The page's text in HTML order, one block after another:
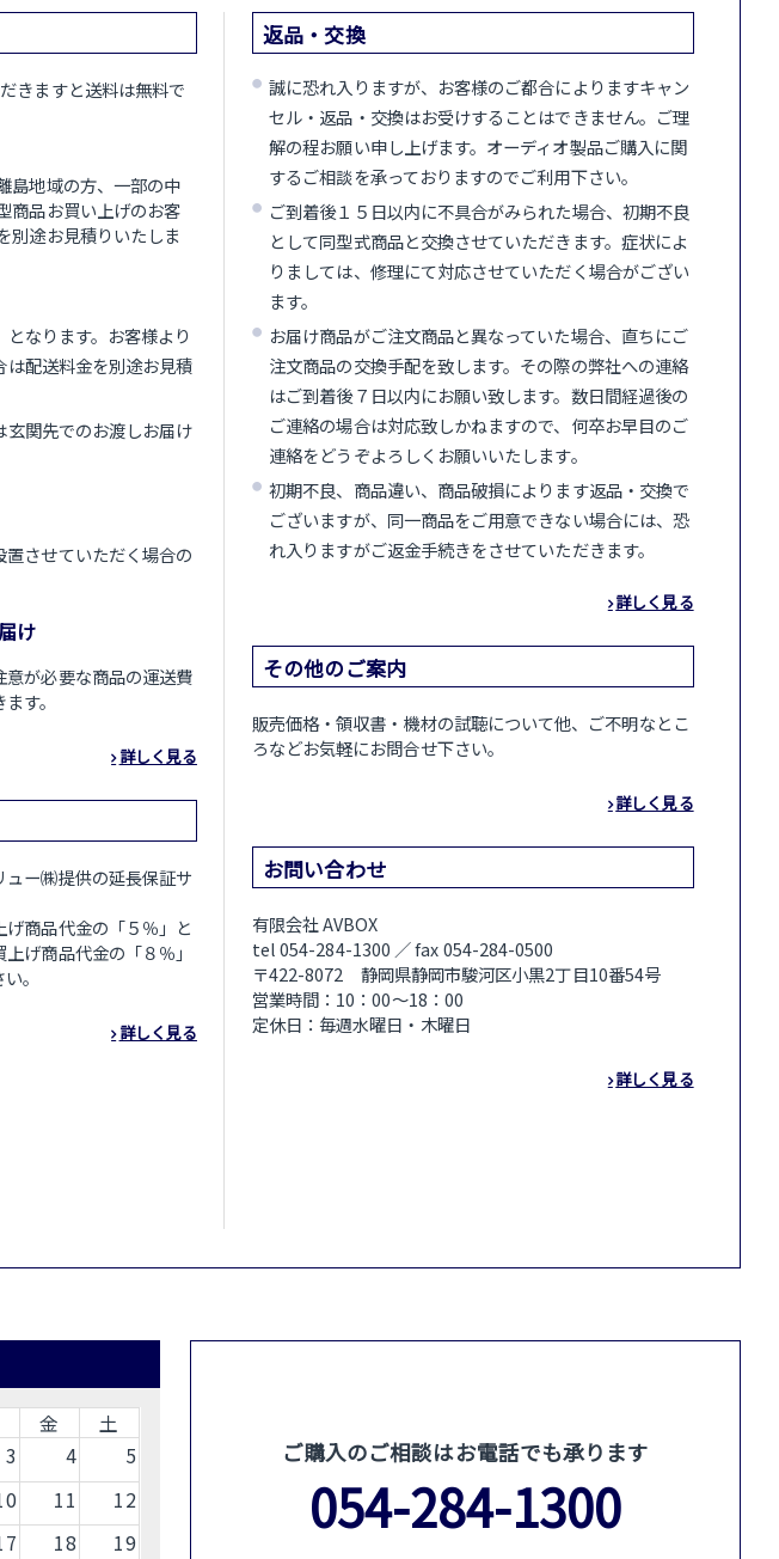
きますと送料は無料で
島地域の方、一部の中
商品お買い上げのお客
別途お見積りいたしま
なります。お客様より
配送料金を別途お見積
関先でのお渡しお届け
させていただく場合の
け
が必要な商品の運送費
す。
詳しく見る
ー㈱提供の延長保証サ
げ商品代金の「５％」と
げ商品代金の「８％」
。
詳しく見る
返品・交換
誠に恐れ入りますが、お客様のご都合によりますキャン
セル・返品・交換はお受けすることはできません。ご理
解の程お願い申し上げます。オーディオ製品ご購入に関
するご相談を承っておりますのでご利用下さい。
ご到着後１５日以内に不具合がみられた場合、初期不良
として同型式商品と交換させていただきます。症状によ
りましては、修理にて対応させていただく場合がござい
ます。
お届け商品がご注文商品と異なっていた場合、直ちにご
注文商品の交換手配を致します。その際の弊社への連絡
はご到着後７日以内にお願い致します。数日間経過後の
ご連絡の場合は対応致しかねますので、何卒お早目のご
連絡をどうぞよろしくお願いいたします。
初期不良、商品違い、商品破損によります返品・交換で
ございますが、同一商品をご用意できない場合には、恐
れ入りますがご返金手続きをさせていただきます。
詳しく見る
その他のご案内
販売価格・領収書・機材の試聴について他、ご不明なとこ
ろなどお気軽にお問合せ下さい。
詳しく見る
お問い合わせ
有限会社 AVBOX
tel 054-284-1300 ／ fax 054-284-0500
〒422-8072 静岡県静岡市駿河区小黒2丁目10番54号
営業時間：10：00～18：00
定休日：毎週水曜日・木曜日
詳しく見る
金
土
3 4
5
11
12
18
19
ご購入のご相談はお電話でも承ります
054-284-1300